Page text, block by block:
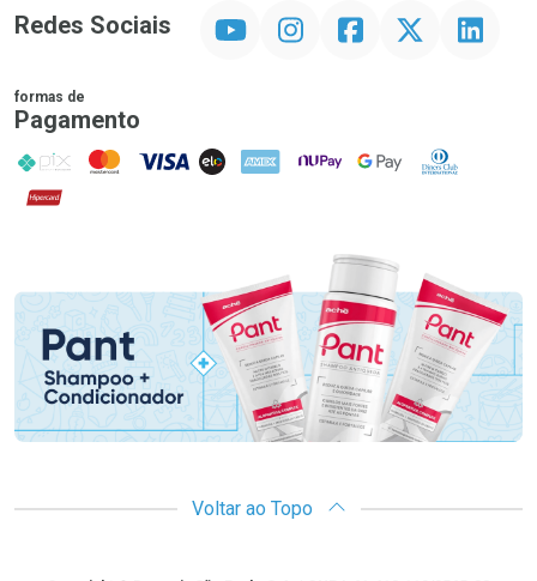
Redes Sociais InstagramFacebookTwitter Linkedin
formas de
Pagamento
PIX MasterCard
VISA ELO AMEX NuPay Google PayDiners Club
Hipercard
Promoção em Destaque
Voltar ao Topo